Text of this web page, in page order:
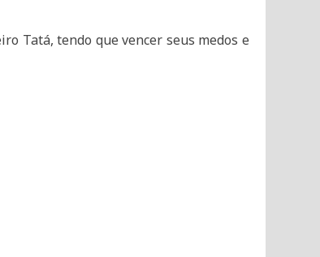
Tatá, tendo que vencer seus medos e